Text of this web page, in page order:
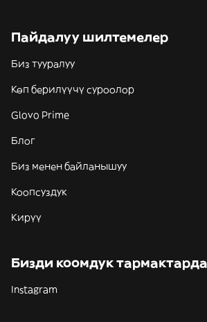
Пайдалуу шилтемелер
Биз тууралуу
Көп берилүүчү суроолор
Glovo Prime
Блог
Биз менен байланышуу
Коопсуздук
Кирүү
Бизди коомдук
Instagram